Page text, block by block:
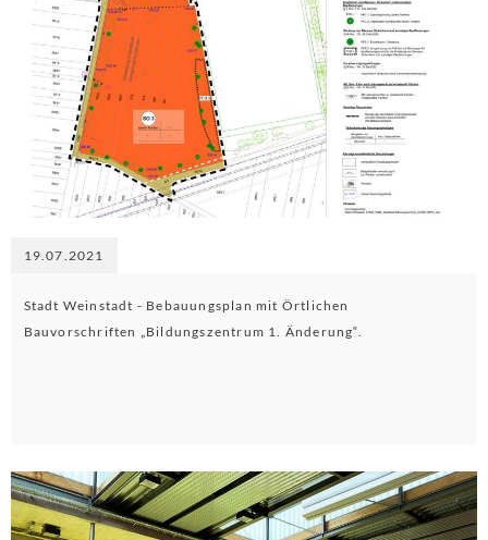
19.07.2021
Stadt Weinstadt - Bebauungsplan mit Örtlichen
Bauvorschriften „Bildungszentrum 1. Änderung“.